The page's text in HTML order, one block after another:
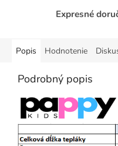
Expresné
Popis Hodnotenie
Podrobný popis